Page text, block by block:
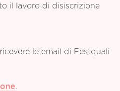
il lavoro di disiscrizione
le email di Festquali
.